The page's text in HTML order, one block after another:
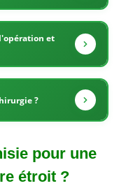
et
?
pour une
étroit ?